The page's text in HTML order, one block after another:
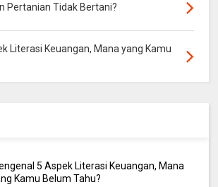
Pertanian Tidak Bertani?
Literasi Keuangan, Mana yang Kamu
5 Aspek Literasi Keuangan, Mana
Kamu Belum Tahu?